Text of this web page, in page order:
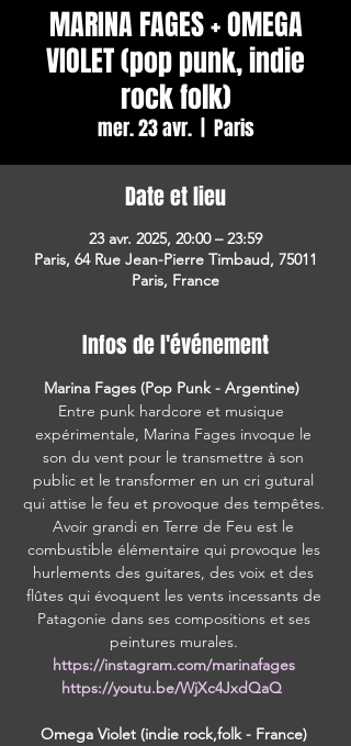
MARINA FAGES + OMEGA
VIOLET (pop punk, indie
rock folk)
mer. 23 avr.
  |
Paris
Date et lieu
23 avr. 2025, 20:00 – 23:59
Paris, 64 Rue Jean-Pierre Timbaud, 75011
Paris, France
Infos de l'événement
Marina Fages (Pop Punk - Argentine)
Entre punk hardcore et musique
expérimentale, Marina Fages invoque le
son du vent pour le transmettre à son
public et le transformer en un cri gutural
qui attise le feu et provoque des tempêtes.
Avoir grandi en Terre de Feu est le
combustible élémentaire qui provoque les
hurlements des guitares, des voix et des
flûtes qui évoquent les vents incessants de
Patagonie dans ses compositions et ses
peintures murales.
https://instagram.com/marinafages
https://youtu.be/WjXc4JxdQaQ
Omega Violet (indie rock,folk - France)